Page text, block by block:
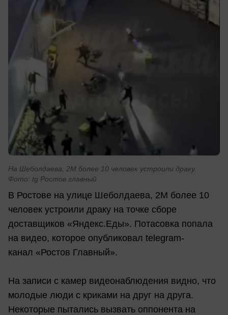
На Шеболдаева, 2М более 10 человек устроили драку.
Фото: tg Ростов главный
В Ростове на улице Шеболдаева, 2М более 10
человек устроили драку на точке сборе
доставщиков «Яндекс.Еды». Потасовка попала
на видео, которое опубликовал telegram-
канал «Ростов Главный».
На записи с камер видеонаблюдения видно, что
молодые люди с криками на друг на друга.
Некоторые пытались вызвать оппонента на